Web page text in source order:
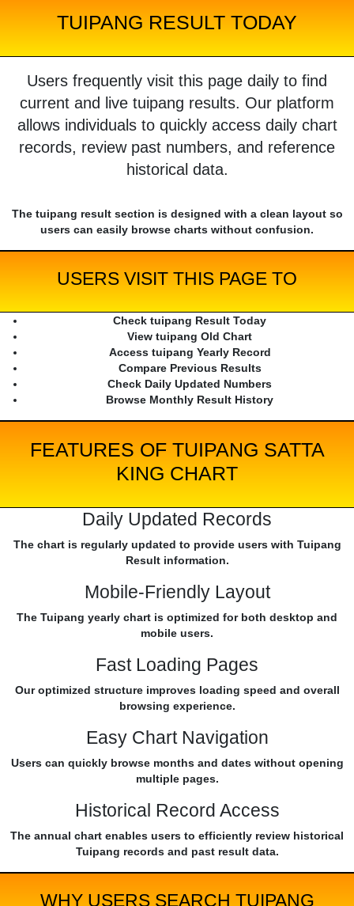
TUIPANG RESULT TODAY
Users frequently visit this page daily to find
current and live tuipang results. Our platform
allows individuals to quickly access daily chart
records, review past numbers, and reference
historical data.
The tuipang result section is designed with a clean layout so
users can easily browse charts without confusion.
USERS VISIT THIS PAGE TO
Check tuipang Result Today
View tuipang Old Chart
Access tuipang Yearly Record
Compare Previous Results
Check Daily Updated Numbers
Browse Monthly Result History
FEATURES OF TUIPANG SATTA
KING CHART
Daily Updated Records
The chart is regularly updated to provide users with Tuipang
Result information.
Mobile-Friendly Layout
The Tuipang yearly chart is optimized for both desktop and
mobile users.
Fast Loading Pages
Our optimized structure improves loading speed and overall
browsing experience.
Easy Chart Navigation
Users can quickly browse months and dates without opening
multiple pages.
Historical Record Access
The annual chart enables users to efficiently review historical
Tuipang records and past result data.
WHY USERS SEARCH TUIPANG